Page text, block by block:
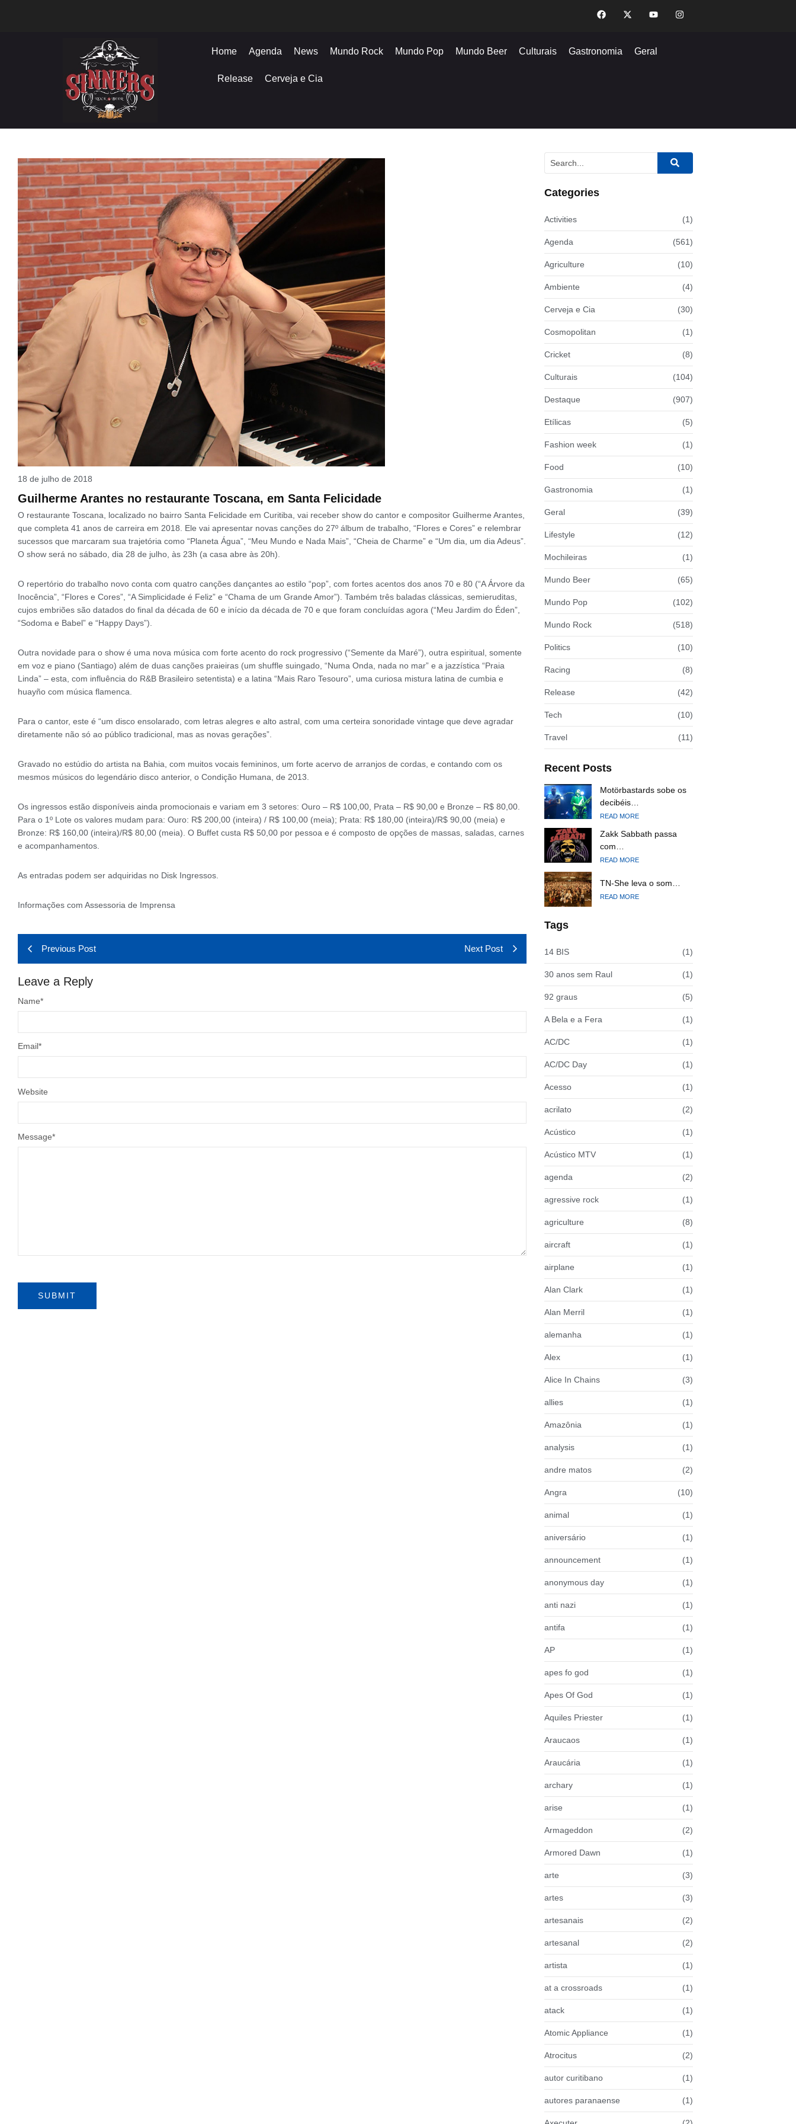
Home Agenda News Mundo Rock Mundo Pop Mundo Beer Culturais Gastronomia Geral
Release Cerveja e Cia
18 de julho de 2018
Guilherme Arantes no restaurante Toscana, em Santa Felicidade
O restaurante Toscana, localizado no bairro Santa Felicidade em Curitiba, vai receber show do cantor e compositor Guilherme Arantes,
que completa 41 anos de carreira em 2018. Ele vai apresentar novas canções do 27º álbum de trabalho, “Flores e Cores” e relembrar
sucessos que marcaram sua trajetória como “Planeta Água”, “Meu Mundo e Nada Mais”, “Cheia de Charme” e “Um dia, um dia Adeus”.
O show será no sábado, dia 28 de julho, às 23h (a casa abre às 20h).
O repertório do trabalho novo conta com quatro canções dançantes ao estilo “pop”, com fortes acentos dos anos 70 e 80 (“A Árvore da
Inocência”, “Flores e Cores”, “A Simplicidade é Feliz” e “Chama de um Grande Amor”). Também três baladas clássicas, semieruditas,
cujos embriões são datados do final da década de 60 e início da década de 70 e que foram concluídas agora (“Meu Jardim do Éden”,
“Sodoma e Babel” e “Happy Days”).
Outra novidade para o show é uma nova música com forte acento do rock progressivo (“Semente da Maré”), outra espiritual, somente
em voz e piano (Santiago) além de duas canções praieiras (um shuffle suingado, “Numa Onda, nada no mar” e a jazzística “Praia
Linda” – esta, com influência do R&B Brasileiro setentista) e a latina “Mais Raro Tesouro”, uma curiosa mistura latina de cumbia e
huayño com música flamenca.
Para o cantor, este é “um disco ensolarado, com letras alegres e alto astral, com uma certeira sonoridade vintage que deve agradar
diretamente não só ao público tradicional, mas as novas gerações”.
Gravado no estúdio do artista na Bahia, com muitos vocais femininos, um forte acervo de arranjos de cordas, e contando com os
mesmos músicos do legendário disco anterior, o Condição Humana, de 2013.
Os ingressos estão disponíveis ainda promocionais e variam em 3 setores: Ouro – R$ 100,00, Prata – R$ 90,00 e Bronze – R$ 80,00.
Para o 1º Lote os valores mudam para: Ouro: R$ 200,00 (inteira) / R$ 100,00 (meia); Prata: R$ 180,00 (inteira)/R$ 90,00 (meia) e
Bronze: R$ 160,00 (inteira)/R$ 80,00 (meia). O Buffet custa R$ 50,00 por pessoa e é composto de opções de massas, saladas, carnes
e acompanhamentos.
As entradas podem ser adquiridas no Disk Ingressos.
Informações com Assessoria de Imprensa
Previous Post Next Post
Leave a Reply
Message*
Name*
Email*
Website
Categories
Activities (1)
Agenda (561)
Agriculture (10)
Ambiente (4)
Cerveja e Cia (30)
Cosmopolitan (1)
Cricket (8)
Culturais (104)
Destaque (907)
Etílicas (5)
Fashion week (1)
Food (10)
Gastronomia (1)
Geral (39)
Lifestyle (12)
Mochileiras (1)
Mundo Beer (65)
Mundo Pop (102)
Mundo Rock (518)
Politics (10)
Racing (8)
Release (42)
Tech (10)
Travel (11)
Recent Posts
Motörbastards sobe os
decibéis…
READ MORE
Zakk Sabbath passa
com…
READ MORE
TN-She leva o som…
READ MORE
Tags
14 BIS (1)
30 anos sem Raul (1)
92 graus (5)
A Bela e a Fera (1)
AC/DC (1)
AC/DC Day (1)
Acesso (1)
acrilato (2)
Acústico (1)
Acústico MTV (1)
agenda (2)
agressive rock (1)
agriculture (8)
aircraft (1)
airplane (1)
Alan Clark (1)
Alan Merril (1)
alemanha (1)
Alex (1)
Alice In Chains (3)
allies (1)
Amazônia (1)
analysis (1)
andre matos (2)
Angra (10)
animal (1)
aniversário (1)
announcement (1)
anonymous day (1)
anti nazi (1)
antifa (1)
AP (1)
apes fo god (1)
Apes Of God (1)
Aquiles Priester (1)
Araucaos (1)
Araucária (1)
archary (1)
arise (1)
Armageddon (2)
Armored Dawn (1)
arte (3)
artes (3)
artesanais (2)
artesanal (2)
artista (1)
at a crossroads (1)
atack (1)
Atomic Appliance (1)
Atrocitus (2)
autor curitibano (1)
autores paranaense (1)